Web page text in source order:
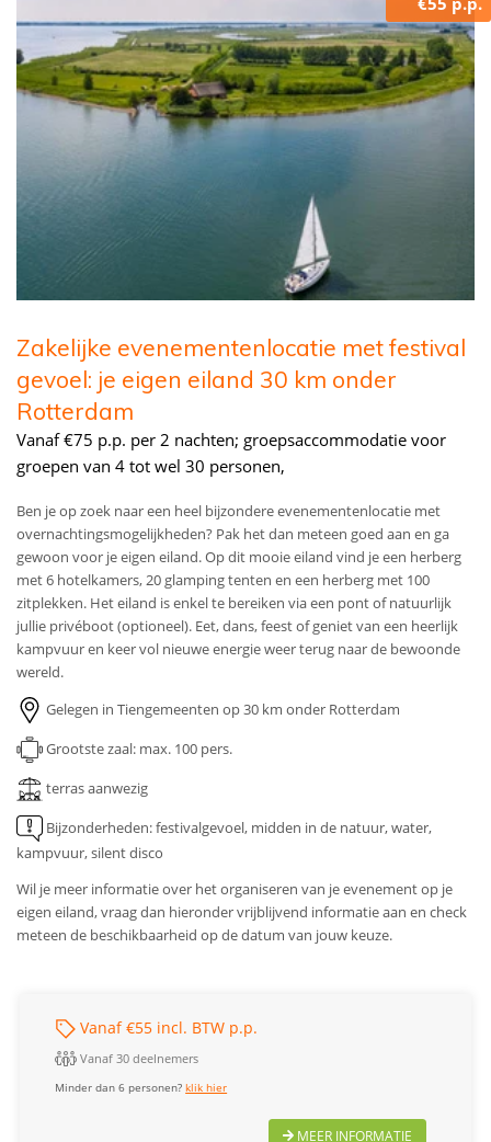
Zakelijke evenementenlocatie met festival
gevoel: je eigen eiland 30 km onder
Rotterdam
Vanaf €75 p.p. per 2 nachten; groepsaccommodatie voor
groepen van 4 tot wel 30 personen,
Ben je op zoek naar een heel bijzondere evenementenlocatie met
overnachtingsmogelijkheden? Pak het dan meteen goed aan en ga
gewoon voor je eigen eiland. Op dit mooie eiland vind je een herberg
met 6 hotelkamers, 20 glamping tenten en een herberg met 100
zitplekken. Het eiland is enkel te bereiken via een pont of natuurlijk
jullie privéboot (optioneel). Eet, dans, feest of geniet van een heerlijk
kampvuur en keer vol nieuwe energie weer terug naar de bewoonde
wereld.
Gelegen in Tiengemeenten op 30 km onder Rotterdam
Grootste zaal: max. 100 pers.
terras aanwezig
Bijzonderheden:festivalgevoel, midden in de natuur, water,
kampvuur, silent disco
Wil je meer informatie over het organiseren van je evenement op je
eigen eiland, vraag dan hieronder vrijblijvend informatie aan en check
meteen de beschikbaarheid op de datum van jouw keuze.
Vanaf €55 incl. BTW p.p.
Vanaf 30 deelnemers
Minder dan 6 personen?klik hier
MEER INFORMATIE